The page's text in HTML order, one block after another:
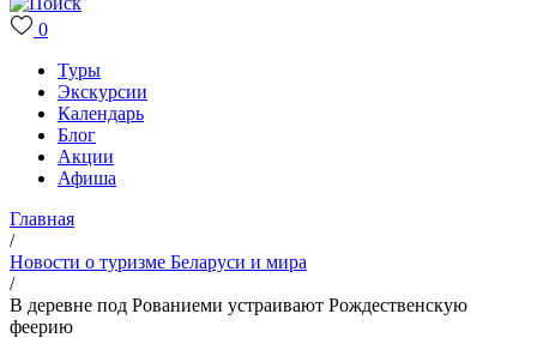
0
Туры
Экскурсии
Календарь
Блог
Акции
Афиша
Главная
/
Новости о туризме Беларуси и мира
/
В деревне под Рованиеми устраивают Рождественскую
феерию